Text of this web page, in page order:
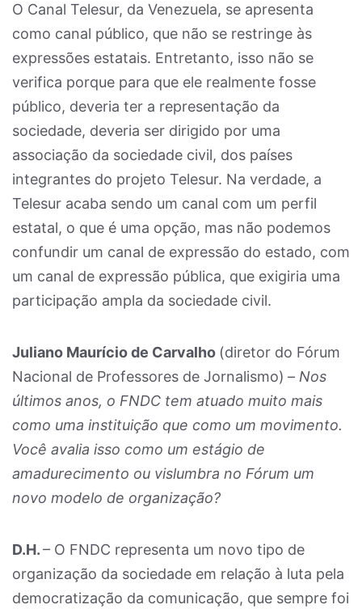
O Canal Telesur, da Venezuela, se apresenta
como canal público, que não se restringe às
expressões estatais. Entretanto, isso não se
verifica porque para que ele realmente fosse
público, deveria ter a representação da
sociedade, deveria ser dirigido por uma
associação da sociedade civil, dos países
integrantes do projeto Telesur. Na verdade, a
Telesur acaba sendo um canal com um perfil
estatal, o que é uma opção, mas não podemos
confundir um canal de expressão do estado, com
um canal de expressão pública, que exigiria uma
participação ampla da sociedade civil.
Juliano Maurício de Carvalho (diretor do Fórum
Nacional de Professores de Jornalismo) – Nos
últimos anos, o FNDC tem atuado muito mais
como uma instituição que como um movimento.
Você avalia isso como um estágio de
amadurecimento ou vislumbra no Fórum um
novo modelo de organização?
D.H.– O FNDC representa um novo tipo de
organização da sociedade em relação à luta pela
democratização da comunicação, que sempre foi